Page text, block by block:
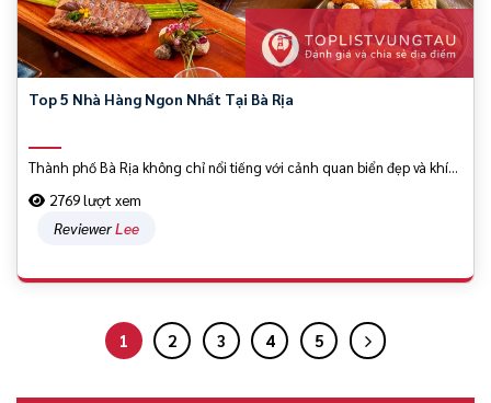
Top 5 Nhà Hàng Ngon Nhất Tại Bà Rịa
Thành phố Bà Rịa không chỉ nổi tiếng với cảnh quan biển đẹp và khí...
2769 lượt xem
ReviewerLee
1 2 3 4 5